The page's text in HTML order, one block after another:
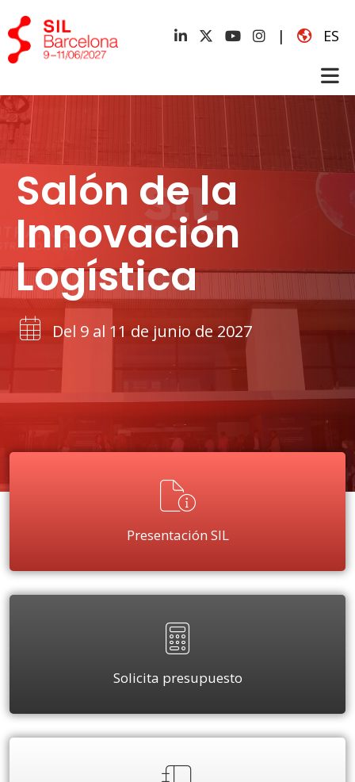
| ES
Salón de la
Innovación
Logística
Del 9 al 11 de junio de 2027
Presentación SIL
Solicita presupuesto